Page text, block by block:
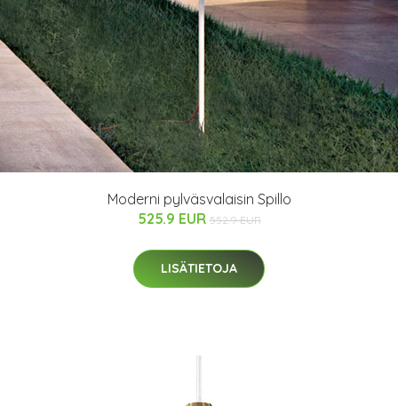
Moderni pylväsvalaisin Spillo
525.9 EUR 552.9 EUR
LISÄTIETOJA